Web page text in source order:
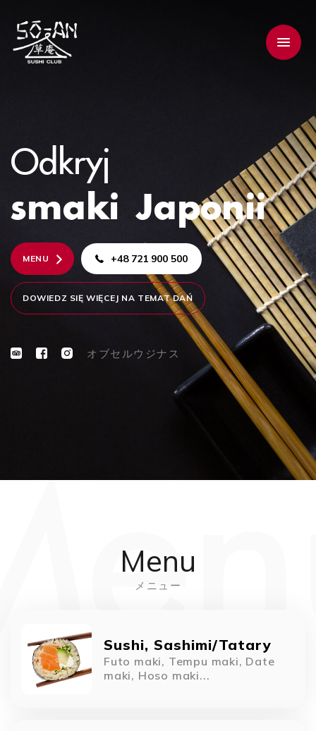
Odkryj
smaki Japonii
MENU +48 721 900 500
DOWIEDZ SIĘ WIĘCEJ NA TEMAT DAŃ
オ ブセ ルウ ジナ ス
Menu
メニュー
Sushi, Sashimi/Tatary
Futo maki, Tempu maki, Date
maki, Hoso maki...